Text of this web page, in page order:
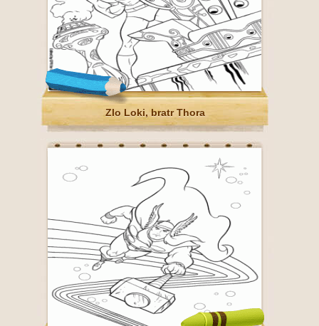
Zlo Loki, bratr Thora